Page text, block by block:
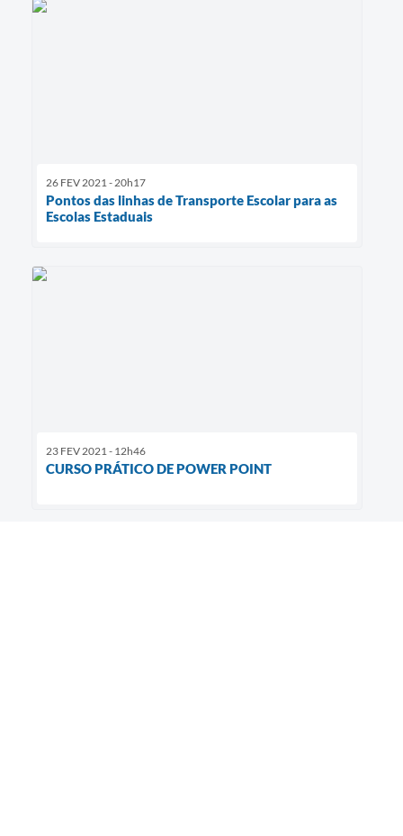
26 FEV 2021 - 20h17
Pontos das linhas de Transporte Escolar para as
Escolas Estaduais
23 FEV 2021 - 12h46
CURSO PRÁTICO DE POWER POINT